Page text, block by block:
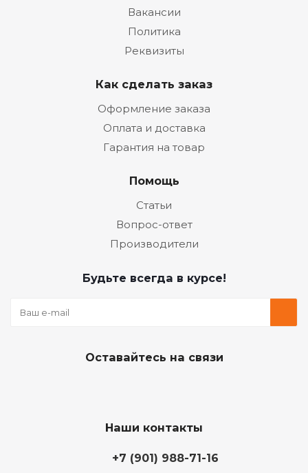
Вакансии
Политика
Реквизиты
Как сделать заказ
Оформление заказа
Оплата и доставка
Гарантия на товар
Помощь
Статьи
Вопрос-ответ
Производители
Будьте всегда в курсе!
Оставайтесь на связи
Наши контакты
+7 (901) 988-71-16